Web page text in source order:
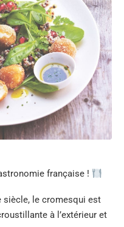
française !
siècle, le cromesqui est
à l’extérieur et